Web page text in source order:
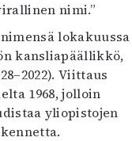
nimi.”
lokakuussa
kansliapäällikkö,
Viittaus
1968, jolloin
yliopistojen